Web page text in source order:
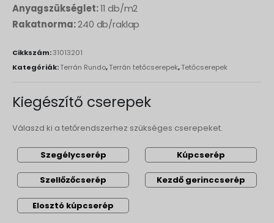
Anyagszükséglet:11 db/m2
Rakatnorma:240 db/raklap
Cikkszám:31013201
Kategóriák:Terrán Rundo,Terrán tetőcserepek,Tetőcserepek
Kiegészítő cserepek
Válaszd ki a tetőrendszerhez szükséges cserepeket.
Szegélycserép Kúpcserép
Szellőzőcserép Kezdő gerinccserép
Elosztó kúpcserép